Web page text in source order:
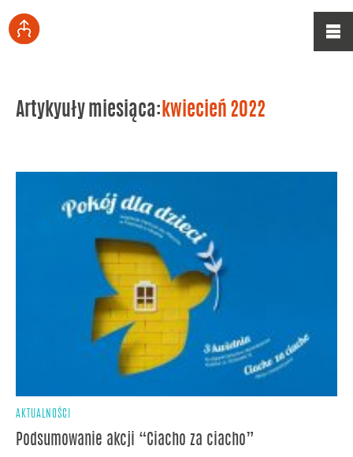
Artykyuły miesiąca: kwiecień 2022
AKTUALNOŚCI
Podsumowanie akcji “Ciacho za ciacho”